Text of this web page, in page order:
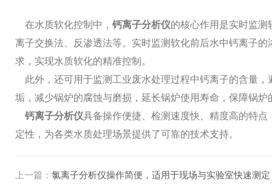
在水质软化控制中， 钙离子分析仪的核心作用是实时监
离子交换法、反渗透法等。实时监测软化前后水中钙离子
求，实现水质软化的精准控制。
此外，还可用于监测工业废水处理过程中钙离子的含量
垢，减少锅炉的腐蚀与磨损，延长锅炉使用寿命，保障锅炉
钙离子分析仪具备操作便捷、检测速度快、精度高的特
定性，为各类水质处理场景提供了可靠的技术支持。
上一篇： 氯离子分析仪操作简便，适用于现场与实验室快速测定